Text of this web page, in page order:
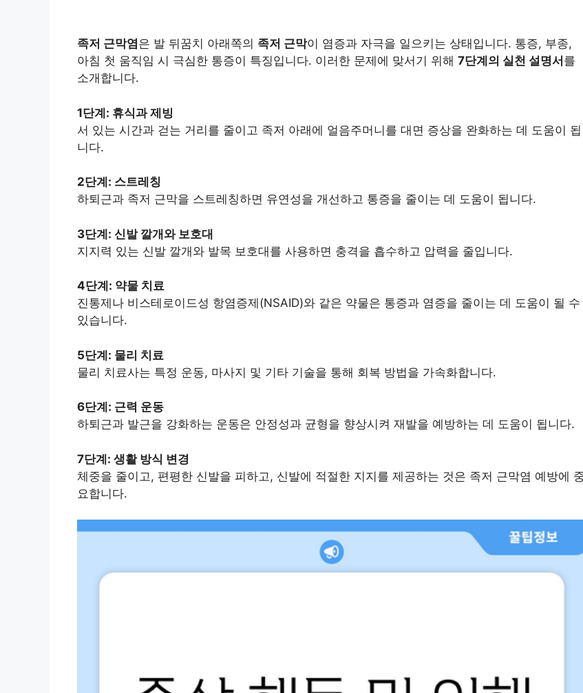
족저 근막염은 발 뒤꿈치 아래쪽의 족저 근막이 염증과 자극을 일으키는 상태입니다. 통증, 부종,
아침 첫 움직임 시 극심한 통증이 특징입니다. 이러한 문제에 맞서기 위해 7단계의 실천 설명서 를
소개합니다.
1단계: 휴식과 제빙
서 있는 시간과 걷는 거리를 줄이고 족저 아래에 얼음주머니를 대면 증상을 완화하는 데 도움이 됩
니다.
2단계: 스트레칭
하퇴근과 족저 근막을 스트레칭하면 유연성을 개선하고 통증을 줄이는 데 도움이 됩니다.
3단계: 신발 깔개와 보호대
지지력 있는 신발 깔개와 발목 보호대를 사용하면 충격을 흡수하고 압력을 줄입니다.
4단계: 약물 치료
진통제나 비스테로이드성 항염증제(NSAID)와 같은 약물은 통증과 염증을 줄이는 데 도움이 될 수
있습니다.
5단계: 물리 치료
물리 치료사는 특정 운동, 마사지 및 기타 기술을 통해 회복 방법을 가속화합니다.
6단계: 근력 운동
하퇴근과 발근을 강화하는 운동은 안정성과 균형을 향상시켜 재발을 예방하는 데 도움이 됩니다.
7단계: 생활 방식 변경
체중을 줄이고, 편평한 신발을 피하고, 신발에 적절한 지지를 제공하는 것은 족저 근막염 예방에
요합니다.